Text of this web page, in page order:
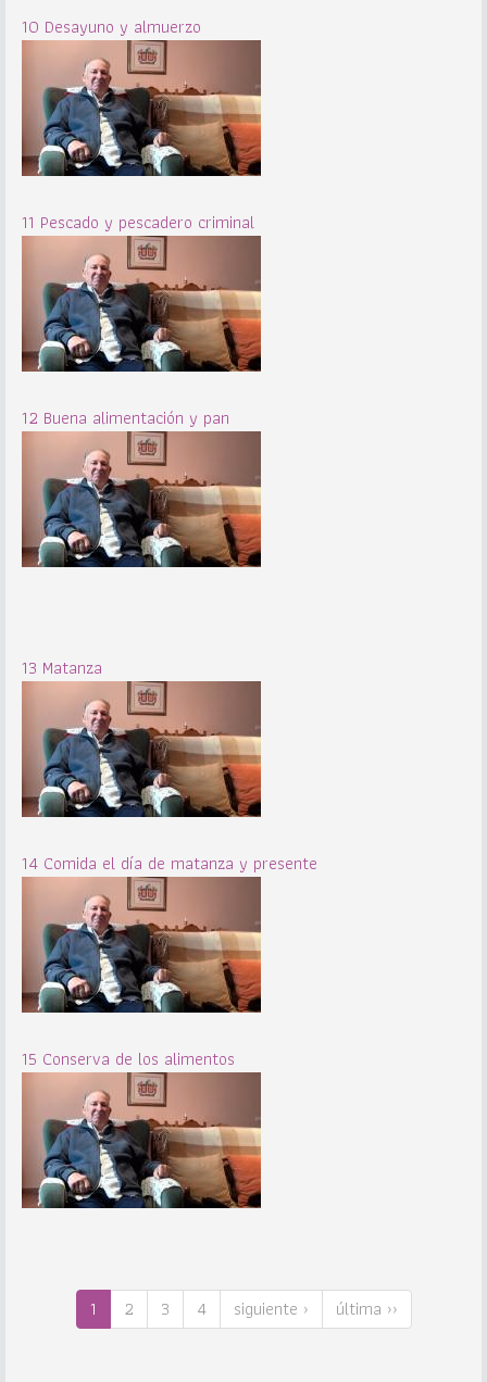
10 Desayuno y almuerzo
11 Pescado y pescadero criminal
12 Buena alimentación y pan
13 Matanza
14 Comida el día de matanza y presente
15 Conserva de los alimentos
1 2 3 4 siguiente › última ››